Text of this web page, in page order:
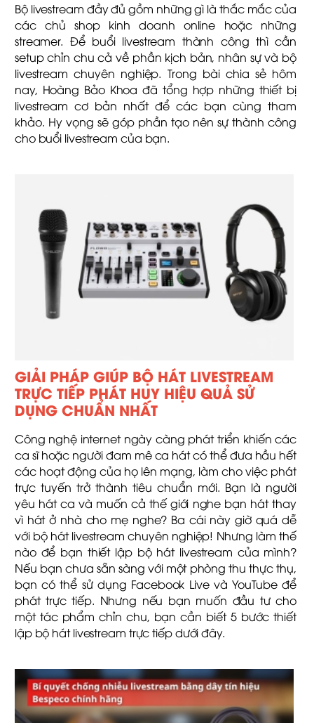
Bộ livestream đầy đủ gồm những gì là thắc mắc của
các chủ shop kinh doanh online hoặc những
streamer. Để buổi livestream thành công thì cần
setup chỉn chu cả về phần kịch bản, nhân sự và bộ
livestream chuyên nghiệp. Trong bài chia sẻ hôm
nay, Hoàng Bảo Khoa đã tổng hợp những thiết bị
livestream cơ bản nhất để các bạn cùng tham
khảo. Hy vọng sẽ góp phần tạo nên sự thành công
cho buổi livestream của bạn.
GIẢI PHÁP GIÚP BỘ HÁT LIVESTREAM
TRỰC TIẾP PHÁT HUY HIỆU QUẢ SỬ
DỤNG CHUẨN NHẤT
Công nghệ internet ngày càng phát triển khiến các
ca sĩ hoặc người đam mê ca hát có thể đưa hầu hết
các hoạt động của họ lên mạng, làm cho việc phát
trực tuyến trở thành tiêu chuẩn mới. Bạn là người
yêu hát ca và muốn cả thế giới nghe bạn hát thay
vì hát ở nhà cho mẹ nghe? Ba cái này giờ quá dễ
với bộ hát livestream chuyên nghiệp! Nhưng làm thế
nào để bạn thiết lập bộ hát livestream của mình?
Nếu bạn chưa sẵn sàng với một phòng thu thực thụ,
bạn có thể sử dụng Facebook Live và YouTube để
phát trực tiếp. Nhưng nếu bạn muốn đầu tư cho
một tác phẩm chỉn chu, bạn cần biết 5 bước thiết
lập bộ hát livestream trực tiếp dưới đây.